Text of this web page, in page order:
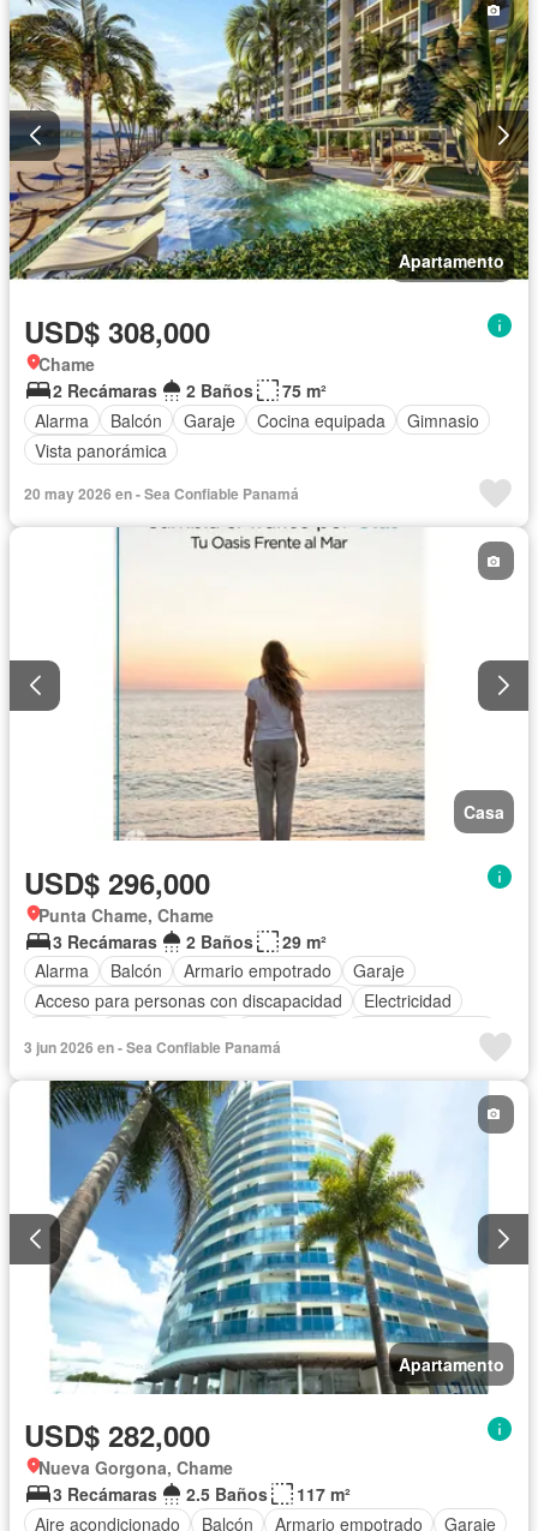
Apartamento
USD$ 308,000
Chame
2 Recámaras
2 Baños
75 m²
Alarma
Balcón Garaje Cocina equipada
Gimnasio
Vista panorámica
20 may 2026 en - Sea Confiable Panamá
Casa
USD$ 296,000
Punta Chame, Chame
3 Recámaras
2 Baños
29 m²
Alarma
Balcón Armario empotrado
Garaje
Acceso para personas con discapacidad
Electricidad
Vista panorámica
Piscina
Agua
3 jun 2026 en - Sea Confiable Panamá
Apartamento
USD$ 282,000
Nueva Gorgona, Chame
3 Recámaras
2.5 Baños
117 m²
Aire acondicionado
Balcón Armario empotrado Garaje